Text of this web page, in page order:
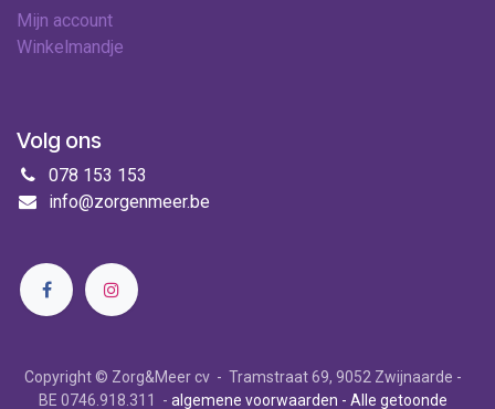
Mijn account
Winkelmandje
Volg ons
078 153 153
info@zorgenmeer.be
Copyright © Zorg&Meer cv - Tramstraat 69, 9052 Zwijnaarde -
BE 0746.918.311 - algemene voorwaarden - Alle getoonde